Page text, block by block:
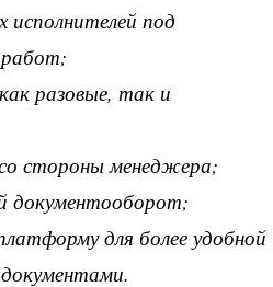
под
работ;
разовые, так и
стороны менеджера;
документооборот;
для более удобной